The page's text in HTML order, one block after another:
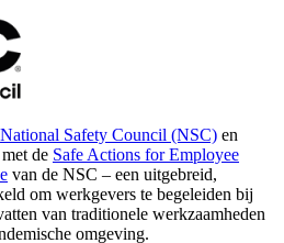
National Safety Council (NSC) en
de Safe Actions for Employee
van de NSC – een uitgebreid,
om werkgevers te begeleiden bij
van traditionele werkzaamheden
omgeving.